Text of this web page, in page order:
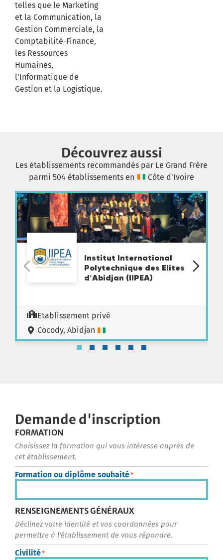
telles que le Marketing
et la Communication, la
Gestion Commerciale, la
Comptabilité-Finance,
les Ressources
Humaines,
l’Informatique de
Gestion et la Logistique.
Découvrez aussi
Les établissements recommandés par Le Grand Frère
parmi 504 établissements en
Côte d’Ivoire
Institut International
Polytechnique des Elites
d’Abidjan (IIPEA)
Etablissement privé
Cocody, Abidjan
Demande d'inscription
FORMATION
Choisissez la formation qui vous intéresse auprès de
cet établissement.
Formation ou diplôme souhaité*
RENSEIGNEMENTS GÉNÉRAUX
Déclinez votre identité et vos coordonnées pour
permettre à l'établissement de vous répondre.
Civilité*